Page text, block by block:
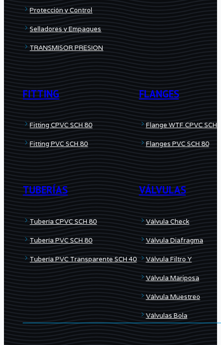
Protección y Control
Selladores y Empaques
TRANSMISOR PRESION
FITTING
Fitting CPVC SCH 80
Fitting PVC SCH 80
FLANGES
Flange WTF CPVC SCH
Flanges PVC SCH 80
TUBERÍAS
Tubería CPVC SCH 80
Tubería PVC SCH 80
Tubería PVC Transparente SCH 40
VÁLVULAS
Válvula Check
Válvula Diafragma
Válvula Filtro Y
Válvula Mariposa
Válvula Muestreo
Válvulas Bola